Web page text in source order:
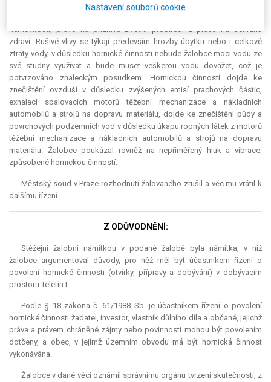
a dalšími právními předpisy chráněných práv a zájmů. Mezi tato práva
nemovitosti, právo na příznivé životní prostředí a právo na ochranu
zdraví. Rušivé vlivy se týkají především hrozby úbytku nebo i celkové
ztráty vody, v důsledku hornické činnosti nebude žalobce moci vodu ze
své studny využívat a bude muset veškerou vodu dovážet, což je
potvrzováno znaleckým posudkem. Hornickou činností dojde ke
znečištění ovzduší v důsledku zvýšených emisí prachových částic,
exhalací spalovacích motorů těžební mechanizace a nákladních
automobilů a strojů na dopravu materiálu, dojde ke znečištění půdy a
povrchových podzemních vod v důsledku úkapu ropných látek z motorů
těžební mechanizace a nákladních automobilů a strojů na dopravu
materiálu. Žalobce poukázal rovněž na nepřiměřený hluk a vibrace,
způsobené hornickou činností.
Městský soud v Praze rozhodnutí žalovaného zrušil a věc mu vrátil k
dalšímu řízení.
Z ODŮVODNĚNÍ:
Stěžejní žalobní námitkou v podané žalobě byla námitka, v níž
žalobce argumentoval důvody, pro něž měl být účastníkem řízení o
povolení hornické činnosti (otvírky, přípravy a dobývání) v dobývacím
prostoru Teletín I.
Podle § 18 zákona č. 61/1988 Sb. je účastníkem řízení o povolení
hornické činnosti žadatel, investor, vlastník důlního díla a občané, jejichž
práva a právem chráněné zájmy nebo povinnosti mohou být povolením
dotčeny, a obec, v jejímž územním obvodu má být hornická činnost
vykonávána.
Žalobce v dané věci oznámil správnímu orgánu tvrzení skutečností, z
Nastavení souborů cookie